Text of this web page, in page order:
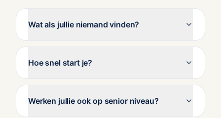
Wat als jullie niemand vinden?
Hoe snel start je?
Werken jullie ook op senior niveau?